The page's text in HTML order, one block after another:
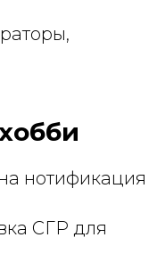
нотификация
СГР для